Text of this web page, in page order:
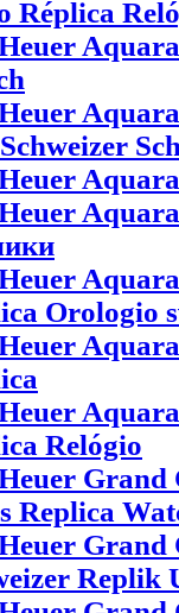
Réplica
Orologio
Relógio
Replica
Replik